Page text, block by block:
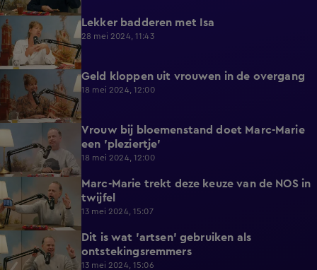
0:27 Lekker badderen met Isa
28 mei 2024, 11:43
0:38 Geld kloppen uit vrouwen in de overgang
18 mei 2024, 12:00
0:38
Vrouw bij bloemenstand doet Marc-Marie
een 'pleziertje'
18 mei 2024, 12:00
0:56
Marc-Marie trekt deze keuze van de NOS in
twijfel
13 mei 2024, 15:07
0:38
Dit is wat 'artsen' gebruiken als
ontstekingsremmers
13 mei 2024, 15:06